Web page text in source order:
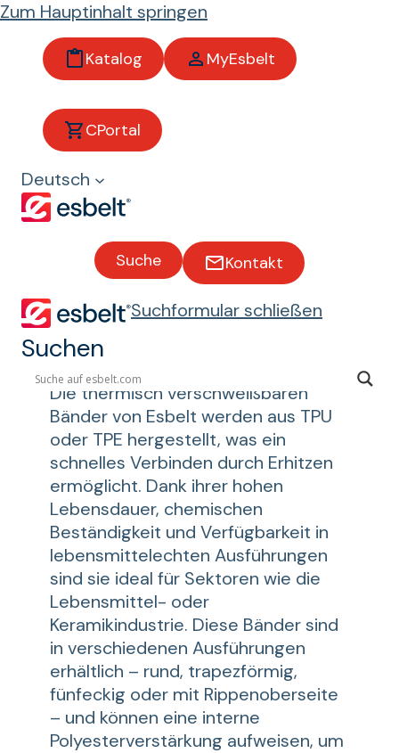
Zum Hauptinhalt springen
Katalog MyEsbelt
CPortal
Deutsch
Suche Kontakt
Suchformular schließen
Suchen
Thermis
ch
versch
weißba
re
Bänder
Die thermisch verschweißbaren
Bänder von Esbelt werden aus TPU
oder TPE hergestellt, was ein
schnelles Verbinden durch Erhitzen
ermöglicht. Dank ihrer hohen
Lebensdauer, chemischen
Beständigkeit und Verfügbarkeit in
lebensmittelechten Ausführungen
sind sie ideal für Sektoren wie die
Lebensmittel- oder
Keramikindustrie. Diese Bänder sind
in verschiedenen Ausführungen
erhältlich – rund, trapezförmig,
fünfeckig oder mit Rippenoberseite
– und können eine interne
Polyesterverstärkung aufweisen, um